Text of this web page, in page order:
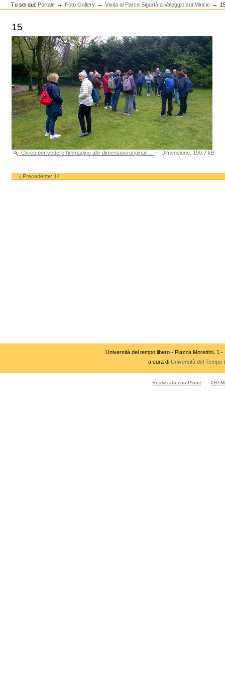
Tu sei qui: Portale → Foto Gallery →Visita al Parco Sigurtà a Valeggio sul Mincio →
15
Clicca per vedere l'immagine alle dimensioni originali… — Dimensione: 190.7 kB
sul
documento
Precedente: 14
Università del tempo libero - Piazza Morettini, 1
a cura di Università del Tempo
Realizzato con Plone